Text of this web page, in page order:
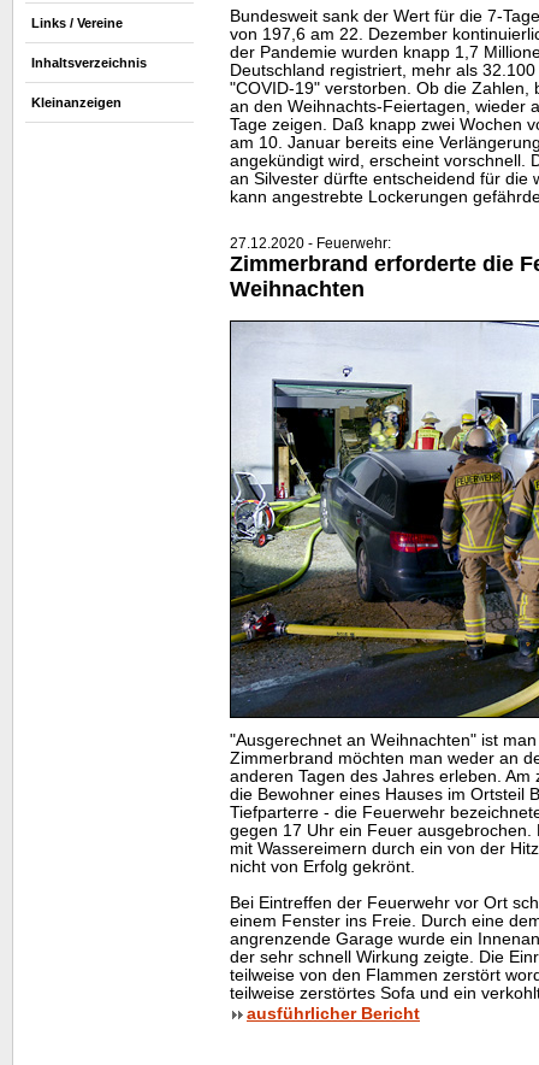
Links / Vereine
Inhaltsverzeichnis
Kleinanzeigen
Bundesweit sank der Wert für die 7-
von 197,6 am 22. Dezember
der Pandemie wurden knapp 1,7
Deutschland registriert, mehr als
"COVID-19" verstorben. Ob die Zahlen,
an den Weihnachts-Feiertagen, wieder
Tage zeigen. Daß knapp zwei Wochen
am 10. Januar bereits eine
angekündigt wird, erscheint vorschnell.
an Silvester dürfte entscheidend für die
kann angestrebte Lockerungen
27.12.2020 - Feuerwehr:
Zimmerbrand erforderte die
Weihnachten
"Ausgerechnet an Weihnachten" ist
Zimmerbrand möchten man weder an
anderen Tagen des Jahres erleben.
die Bewohner eines Hauses im Ortsteil
Tiefparterre - die Feuerwehr
gegen 17 Uhr ein Feuer
mit Wassereimern durch ein von der
nicht von Erfolg gekrönt.
Bei Eintreffen der Feuerwehr vor Ort
einem Fenster ins Freie. Durch eine
angrenzende Garage wurde ein
der sehr schnell Wirkung zeigte. Die
teilweise von den Flammen zerstört
teilweise zerstörtes Sofa und ein
ausführlicher Bericht